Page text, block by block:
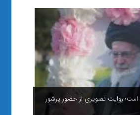
امت؛ روایت تصویری از حضور پرشور